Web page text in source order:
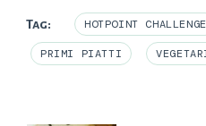
Tag: HOTPOINT CHALLENGE
PRIMI PIATTI